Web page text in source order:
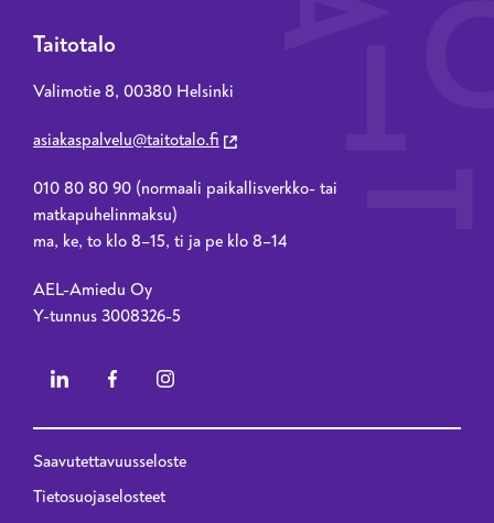
Taitotalo
Valimotie 8, 00380 Helsinki
asiakaspalvelu@taitotalo.fi
010 80 80 90 (normaali paikallisverkko- tai
matkapuhelinmaksu)
ma, ke, to klo 8–15, ti ja pe klo 8–14
AEL-Amiedu Oy
Y-tunnus 3008326-5
Privacy menu - 2023 renewal
Saavutettavuusseloste
Tietosuojaselosteet